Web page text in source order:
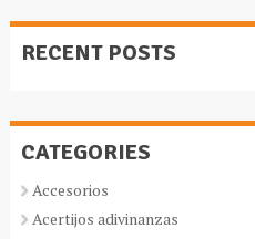
RECENT POSTS
CATEGORIES
Accesorios
Acertijos adivinanzas